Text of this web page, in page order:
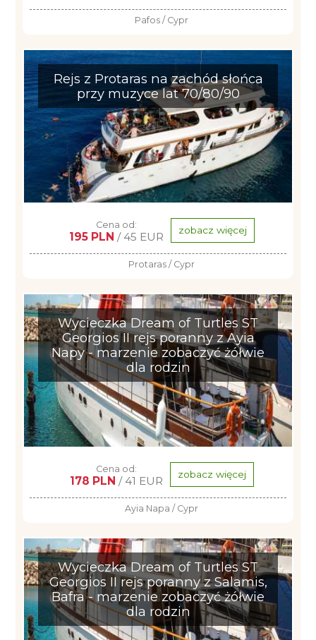
Pafos / Cypr
Rejs z Protaras na zachód słońca
przy muzyce lat 70/80/90
Cena od:
195 PLN / 45 EUR zobacz więcej
Protaras / Cypr
Wycieczka Dream of Turtles ST
Georgios II rejs poranny z Ayia
Napy - marzenie zobaczyć żółwie
dla rodzin
Cena od:
178 PLN / 41 EUR zobacz więcej
Ayia Napa / Cypr
Wycieczka Dream of Turtles ST
Georgios II rejs poranny z Salamis,
Bafra - marzenie zobaczyć żółwie
dla rodzin